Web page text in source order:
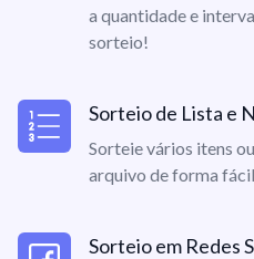
a quantidade e
sorteio!
Sorteio de Lista e
Sorteie vários itens
arquivo de forma
Sorteio em Redes